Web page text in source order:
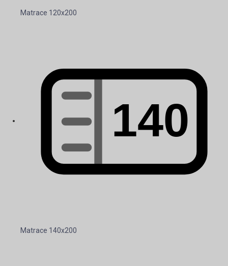
Matrace 120x200
Matrace 140x200